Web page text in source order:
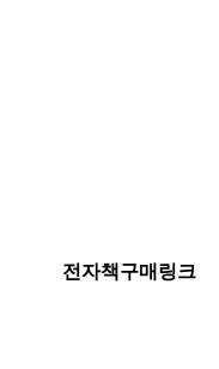
전자책구매링크